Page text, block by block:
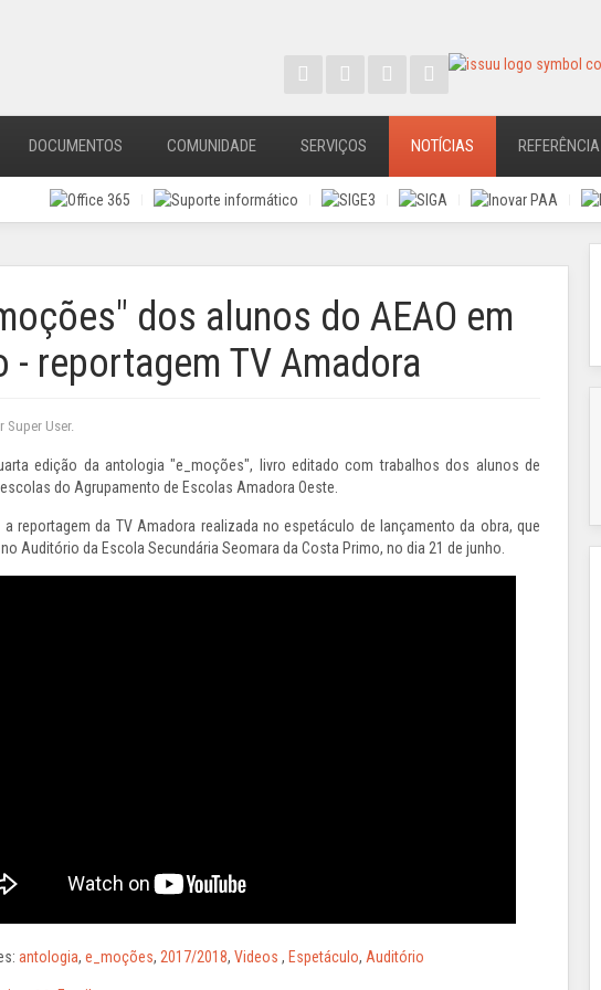
DOCUMENTOS COMUNIDADE SERVIÇOS NOTÍCIAS REFERÊNCIA
dos alunos do AEAO em
- reportagem TV Amadora
Super User.
edição da antologia "e_moções", livro editado com trabalhos dos alunos de
do Agrupamento de Escolas Amadora Oeste.
a reportagem da TV Amadora realizada no espetáculo de lançamento da obra, que
Auditório da Escola Secundária Seomara da Costa Primo, no dia 21 de junho.
antologia, e_moções, 2017/2018, Videos , Espetáculo, Auditório